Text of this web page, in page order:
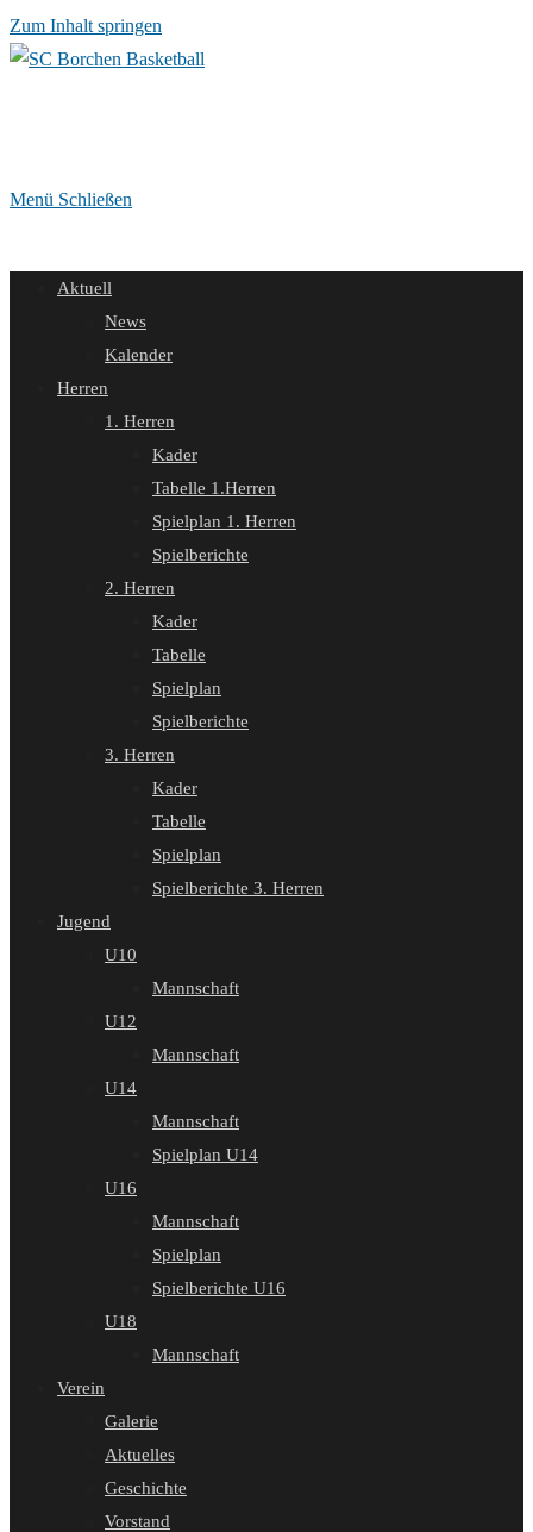
Zum Inhalt springen
Menü Schließen
Aktuell
News
Kalender
Herren
1. Herren
Kader
Tabelle 1.Herren
Spielplan 1. Herren
Spielberichte
2. Herren
Kader
Tabelle
Spielplan
Spielberichte
3. Herren
Kader
Tabelle
Spielplan
Spielberichte 3. Herren
Jugend
U10
Mannschaft
U12
Mannschaft
U14
Mannschaft
Spielplan U14
U16
Mannschaft
Spielplan
Spielberichte U16
U18
Mannschaft
Verein
Galerie
Aktuelles
Geschichte
Vorstand